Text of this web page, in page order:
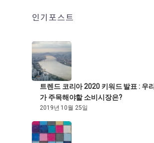
인기포스트
트렌드 코리아 2020 키워드 발표 : 우리
가 주목해야할 소비시장은?
2019년 10월 25일